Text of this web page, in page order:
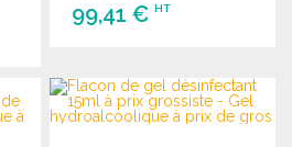
99,41 €HT
Demander un devis